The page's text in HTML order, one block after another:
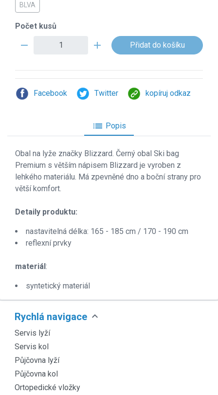
BLVA
Počet kusů
remove add
Facebook Twitter kopíruj odkaz
list Popis
Obal na lyže značky Blizzard. Černý obal Ski bag
Premium s větším nápisem Blizzard je vyroben z
lehkého materiálu. Má zpevněné dno a boční strany pro
větší komfort.
Detaily produktu:
nastavitelná délka: 165 - 185 cm / 170 - 190 cm
reflexní prvky
materiál:
syntetický materiál
Rychlá navigace expand_more
Servis lyží
Servis kol
Půjčovna lyží
Půjčovna kol
Ortopedické vložky